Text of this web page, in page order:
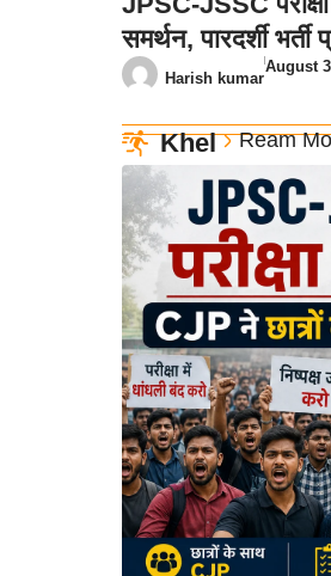
समर्थन, पारदर्शी
Harish kumar
August
Khel Ream